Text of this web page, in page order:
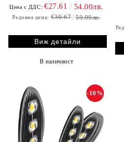
Цена с ДДС: €27.61 54.00лв.
Редовна цена: €30.67 59.99лв.
Виж детайли
В наличност
-10%